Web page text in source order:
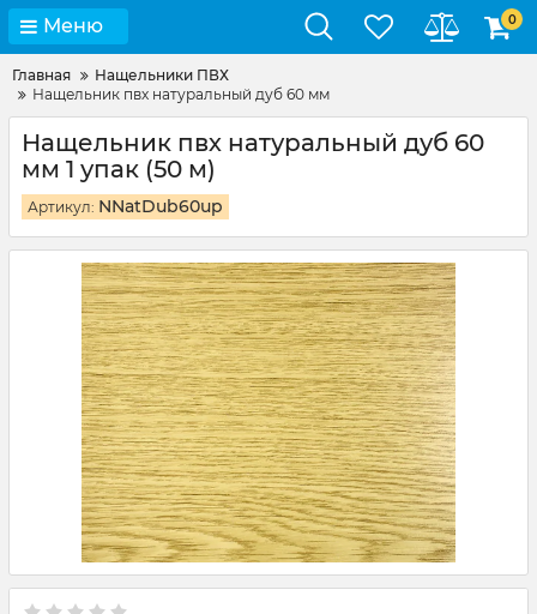
Меню 0
Главная
Нащельники ПВХ
Нащельник пвх натуральный дуб 60 мм
Нащельник пвх натуральный дуб 60
мм 1 упак (50 м)
Артикул: NNatDub60up